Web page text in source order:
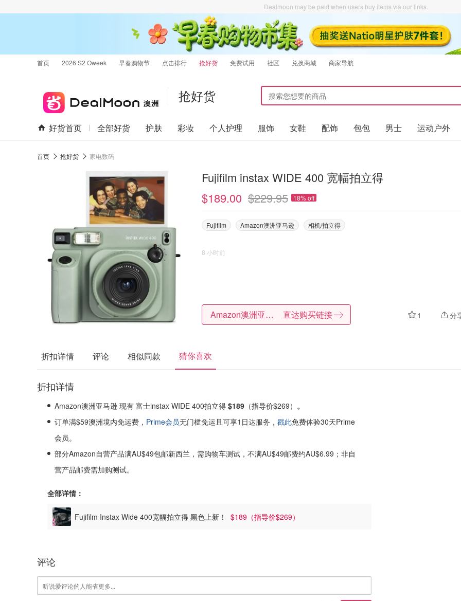
Dealmoon may be paid when users buy items via our links.
首页 2026 S2 Oweek 早春购物节 点击排行 抢好货 免费试用 社区 兑换商城 商家导航
抢好货
好货首页 全部好货 护肤 彩妆 个人护理 服饰 女鞋 配饰 包包 男士 运动户外
首页 抢好货 家电数码
Fujifilm instax WIDE 400 宽幅拍立得
$189.00 $229.95 18% off
Fujifilm Amazon澳洲亚马逊 相机/拍立得
8 小时前
1 分
Amazon澳洲亚马逊 直达购买链接
折扣详情 评论 相似同款 猜你喜欢
折扣详情
Amazon澳洲亚马逊 现有 富士instax WIDE 400拍立得 $189 （指导价$269） 。
订单满$59澳洲境内免运费， Prime会员无门槛免运且可享1日达服务， 戳此免费体验30天Prime
会员。
部分Amazon自营产品满AU$49包邮新西兰，需购物车测试，不满AU$49邮费约AU$6.99；非自
营产品邮费需加购测试。
全部详情：
Fujifilm Instax Wide 400宽幅拍立得 黑色上新！ $189（指导价$269）
评论